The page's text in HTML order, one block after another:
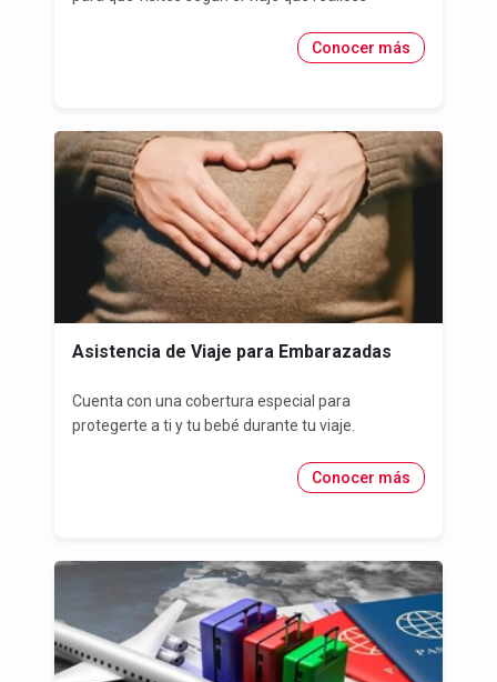
Conocer más
Asistencia de Viaje para Embarazadas
Cuenta con una cobertura especial para
protegerte a ti y tu bebé durante tu viaje.
Conocer más